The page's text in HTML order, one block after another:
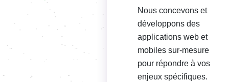
Nous concevons et
développons des
applications web et
mobiles sur-mesure
pour répondre à vos
enjeux spécifiques.